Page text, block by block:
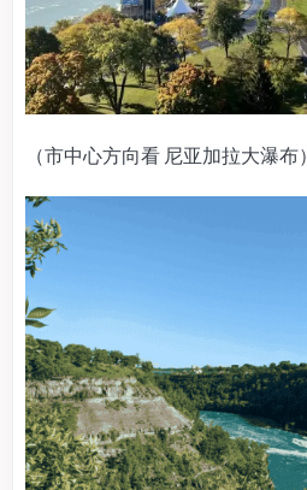
（市中心方向看 尼亚加拉大瀑布）